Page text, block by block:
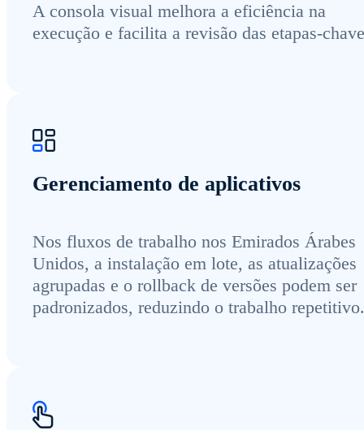
A consola visual melhora a eficiência na
execução e facilita a revisão das etapas-
Gerenciamento de aplicativos
Nos fluxos de trabalho nos Emirados Árabes
Unidos, a instalação em lote, as atualizações
agrupadas e o rollback de versões podem ser
padronizados, reduzindo o trabalho repetitivo.